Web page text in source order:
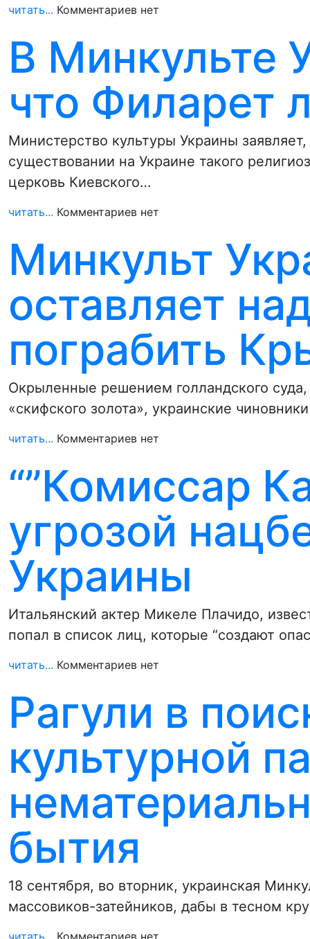
читать... Комментариев нет
В Минкульте
что Филарет
Министерство культуры Украины
существовании на Украине такого
церковь Киевского…
читать... Комментариев нет
Минкульт
оставляет
пограбить
Окрыленные решением голландского
«скифского золота», украинские
читать... Комментариев нет
“”Комиссар
угрозой
Украины
Итальянский актер Микеле Плачидо,
попал в список лиц, которые “создают
читать... Комментариев нет
Рагули в
культурной
бытия
18 сентября, во вторник, украинская
массовиков-затейников, дабы в тесном
читать... Комментариев нет